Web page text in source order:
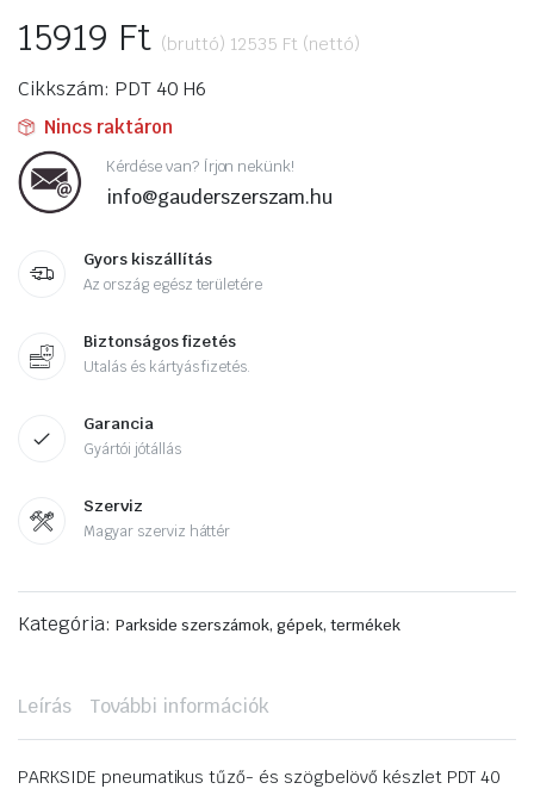
15919 Ft (bruttó) 12535 Ft (nettó)
Cikkszám: PDT 40 H6
Nincs raktáron
Kérdése van? Írjon nekünk!
info@gauderszerszam.hu
Gyors kiszállítás
Az ország egész területére
Biztonságos fizetés
Utalás és kártyás fizetés.
Garancia
Gyártói jótállás
Szerviz
Magyar szerviz háttér
Kategória: Parkside szerszámok, gépek, termékek
Leírás További információk
PARKSIDE pneumatikus tűző- és szögbelövő készlet PDT 40